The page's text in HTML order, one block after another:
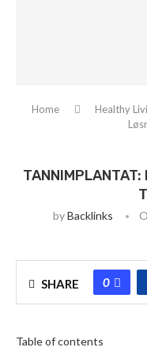
Home Healthy
TANNIMPLANTAT:
byBacklinks
SHARE 0
Table of contents